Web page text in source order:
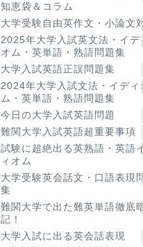
知恵袋＆コラム
大学受験自由英作文・小論文
2025年大学入試英文法・イデ
オム・英単語・熟語問題集
大学入試英語正誤問題集
2024年大学入試文法・イディ
ム・英単語・熟語問題集
今日の大学入試英語問題
難関大学入試英語超重要事項
試験に超絶出る英熟語・英語
ィオム
大学受験英会話文・口語表現
集
難関大学で出た難英単語徹底
記！
大学入試に出る英会話表現